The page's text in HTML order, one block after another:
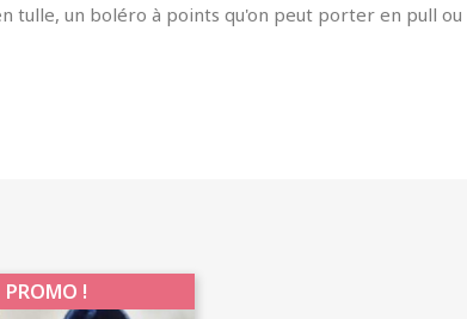
tulle, un boléro à points qu'on peut porter en pull ou
PROMO !